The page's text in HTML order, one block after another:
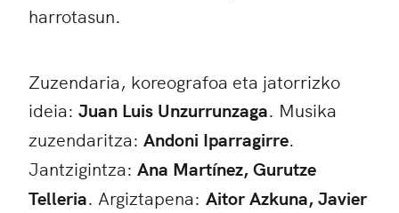
harrotasun.
Zuzendaria, koreografoa eta jatorrizko
ideia: Juan Luis Unzurrunzaga. Musika
zuzendaritza: Andoni Iparragirre.
Jantzigintza: Ana Martínez, Gurutze
Telleria. Argiztapena: Aitor Azkuna,Javier